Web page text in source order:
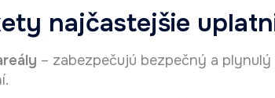
najčastejšie
– zabezpečujú bezpečný a